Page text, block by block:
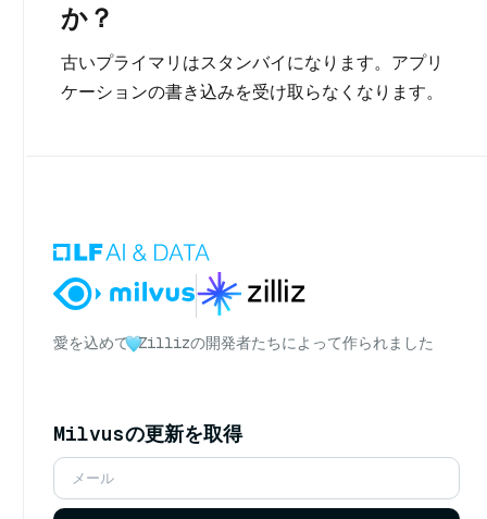
か？
古いプライマリはスタンバイになります。アプリ
ケーションの書き込みを受け取らなくなります。
愛を込めて Zillizの開発者たちによって作られました
Milvusの更新を取得